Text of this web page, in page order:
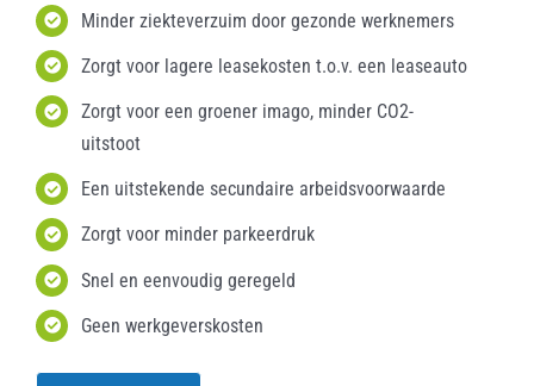
Minder ziekteverzuim door gezonde werknemers
Zorgt voor lagere leasekosten t.o.v. een leaseauto
Zorgt voor een groener imago, minder CO2-
uitstoot
Een uitstekende secundaire arbeidsvoorwaarde
Zorgt voor minder parkeerdruk
Snel en eenvoudig geregeld
Geen werkgeverskosten